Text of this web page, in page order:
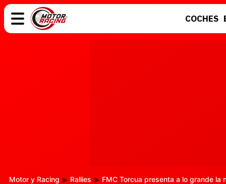
COCHES
Motor y Racing Rallies FMC Torcua presenta a lo grande la